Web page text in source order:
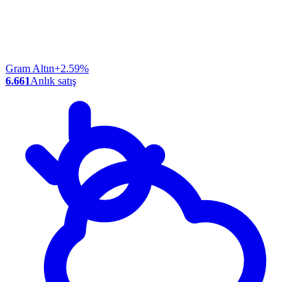
Gram Altın+2.59%
6.661Anlık satış